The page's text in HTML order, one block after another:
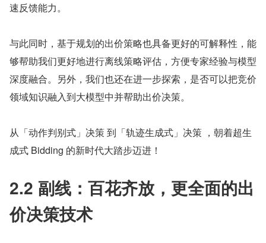
速反馈能力。
与此同时，基于规划的出价策略也具备更好的可解释性，能
够帮助我们更好地进行离线策略评估，方便专家经验与模型
深度融合。另外，我们也还在进一步探索，是否可以把竞价
领域知识融入到大模型中并帮助出价决策。
从「动作判别式」决策 到「轨迹生成式」决策 ，朝着超生
成式 Bidding 的新时代大踏步迈进！
2.2 副线：百花齐放，更全面的出
价决策技术